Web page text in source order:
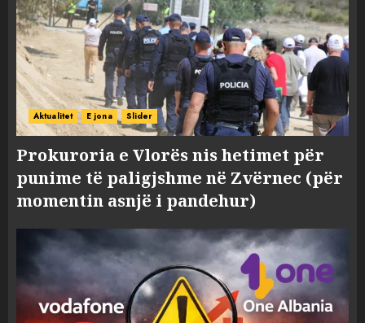
Aktualitet E jona Slider
Prokuroria e Vlorës nis hetimet për
punime të paligjshme në Zvërnec (për
momentin asnjë i pandehur)